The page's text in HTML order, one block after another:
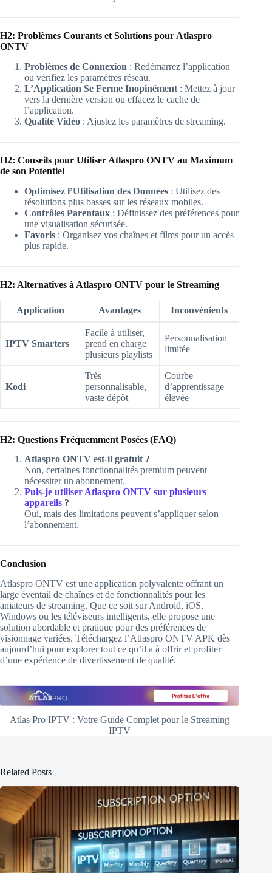
H2: Problèmes Courants et Solutions pour Atlaspro
ONTV
Problèmes de Connexion : Redémarrez l’application
ou vérifiez les paramètres réseau.
L’Application Se Ferme Inopinément : Mettez à jour
vers la dernière version ou effacez le cache de
l’application.
Qualité Vidéo : Ajustez les paramètres de streaming.
H2: Conseils pour Utiliser Atlaspro ONTV au Maximum
de son Potentiel
Optimisez l’Utilisation des Données : Utilisez des
résolutions plus basses sur les réseaux mobiles.
Contrôles Parentaux : Définissez des préférences pour
une visualisation sécurisée.
Favoris : Organisez vos chaînes et films pour un accès
plus rapide.
H2: Alternatives à Atlaspro ONTV pour le Streaming
Application Avantages Inconvénients
IPTV Smarters
Facile à utiliser,
prend en charge
plusieurs playlists
Personnalisation
limitée
Kodi
Très
personnalisable,
vaste dépôt
Courbe
d’apprentissage
élevée
H2: Questions Fréquemment Posées (FAQ)
Atlaspro ONTV est-il gratuit ?
Non, certaines fonctionnalités premium peuvent
nécessiter un abonnement.
Puis-je utiliser Atlaspro ONTV sur plusieurs
appareils ?
Oui, mais des limitations peuvent s’appliquer selon
l’abonnement.
Conclusion
Atlaspro ONTV est une application polyvalente offrant un
large éventail de chaînes et de fonctionnalités pour les
amateurs de streaming. Que ce soit sur Android, iOS,
Windows ou les téléviseurs intelligents, elle propose une
solution abordable et pratique pour des préférences de
visionnage variées. Téléchargez l’Atlaspro ONTV APK dès
aujourd’hui pour explorer tout ce qu’il a à offrir et profiter
d’une expérience de divertissement de qualité.
Atlas Pro IPTV : Votre Guide Complet pour le Streaming
IPTV
Related Posts